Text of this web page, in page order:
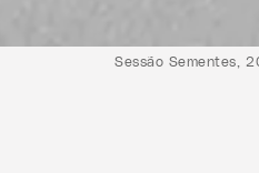
Sessão Sementes,